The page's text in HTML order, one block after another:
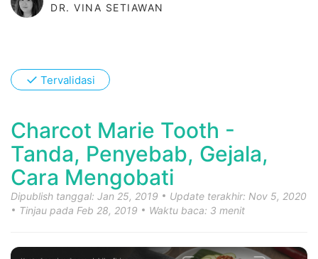
DR. VINA SETIAWAN
✓ Tervalidasi
Charcot Marie Tooth -
Tanda, Penyebab, Gejala,
Cara Mengobati
Dipublish tanggal: Jan 25, 2019
Update terakhir: Nov 5, 2020
Tinjau pada Feb 28, 2019
Waktu baca: 3 menit